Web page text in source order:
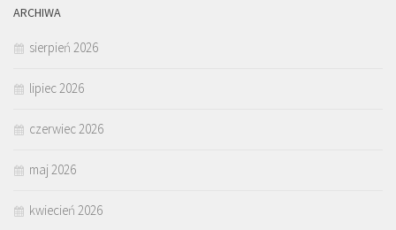
ARCHIWA
sierpień 2026
lipiec 2026
czerwiec 2026
maj 2026
kwiecień 2026